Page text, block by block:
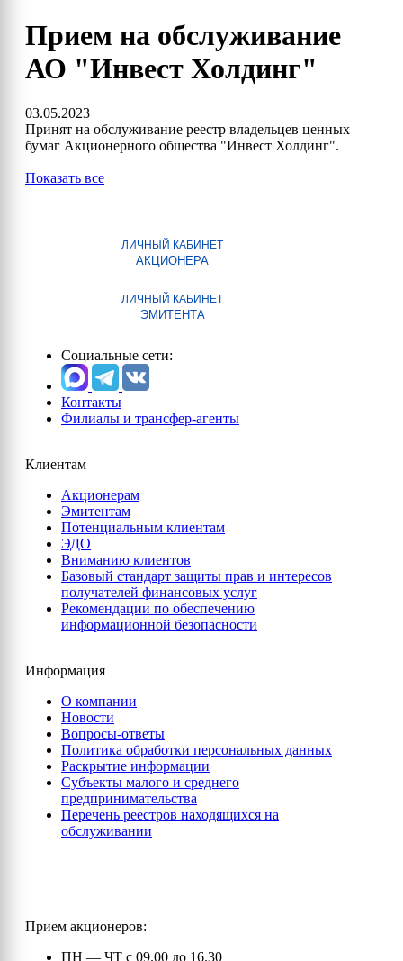
Прием на обслуживание
АО "Инвест Холдинг"
03.05.2023
Принят на обслуживание реестр владельцев ценных
бумаг Акционерного общества "Инвест Холдинг".
Показать все
ЛИЧНЫЙ КАБИНЕТ
АКЦИОНЕРА
ЛИЧНЫЙ КАБИНЕТ
ЭМИТЕНТА
Социальные сети:
Контакты
Филиалы и трансфер-агенты
Клиентам
Акционерам
Эмитентам
Потенциальным клиентам
ЭДО
Вниманию клиентов
Базовый стандарт защиты прав и интересов
получателей финансовых услуг
Рекомендации по обеспечению
информационной безопасности
Информация
О компании
Новости
Вопросы-ответы
Политика обработки персональных данных
Раскрытие информации
Субъекты малого и среднего
предпринимательства
Перечень реестров находящихся на
обслуживании
Прием акционеров:
ПН — ЧТ с 09.00 до 16.30